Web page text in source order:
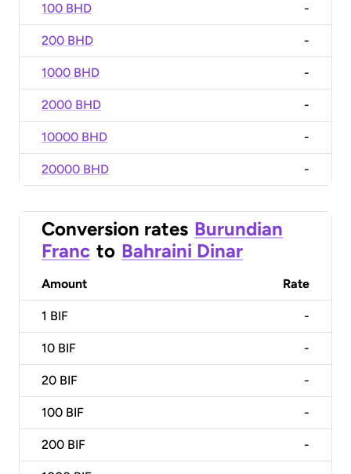
100 BHD -
200 BHD -
1000 BHD -
2000 BHD -
10000 BHD -
20000 BHD -
Conversion rates Burundian
Franc to Bahraini Dinar
Amount Rate
1 BIF -
10 BIF -
20 BIF -
100 BIF -
200 BIF -